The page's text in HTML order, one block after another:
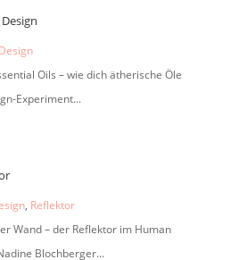
Oils – wie dich ätherische Öle
Experiment...
, Reflektor
Wand – der Reflektor im Human
Blochberger...